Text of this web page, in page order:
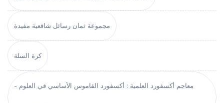
مجموعة ثمان رسائل شافعية مفيدة
كرة السلة
معاجم أكسفورد العلمية : أكسفورد القاموس الأساسي في العلوم -